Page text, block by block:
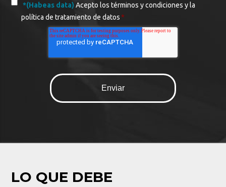
*(Habeas data)Acepto los términos y condiciones y la
política de tratamiento de datos *
LO QUE DEBE